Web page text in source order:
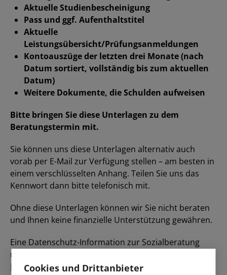
Cookies und Drittanbieter
Aktuelle Studienbescheinigung
Pass und ggf. Aufenthaltstitel
Aktuelle
Leistungsübersicht/Prüfungsanmeldungen
Kontoauszüge der letzten drei Monate (nach
Datum sortiert, vollständig bis zum aktuellen
Datum)
Weitere Dokumente, die Schulden aufweisen
Bitte bringen Sie diese Unterlagen zu dem
Beratungstermin mit.
Sie können uns diese Unterlagen alternativ auch
vorab per E-Mail zur Verfügung stellen – am besten in
einem verschlüsselten Anhang. Teilen Sie uns das
Kennwort dann bitte telefonisch mit.
Ohne diese Unterlagen können wir Sie nicht beraten
und Ihnen keine finanzielle Unterstützung gewähren.
Eine Datenschutz-Information zur Sozialberatung
nach § 15 KDG finden Sie hier:
Datenschutzinformation (2. Seite)